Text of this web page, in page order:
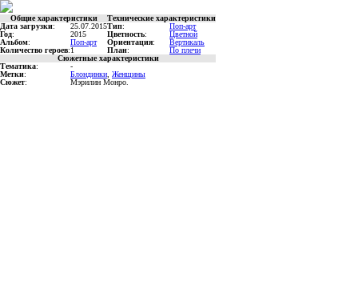
Общие характеристики
Технические характеристики
Дата загрузки: 25.07.2015Тип:
Поп-арт
Год: 2015 Цветность:
Цветной
Альбом: Поп-арт Ориентация:
Вертикаль
Количество героев:1 План:
По плечи
Сюжетные характеристики
Тематика:
-
Метки: Блондинки Женщины
Сюжет: Мэрилин Монро.